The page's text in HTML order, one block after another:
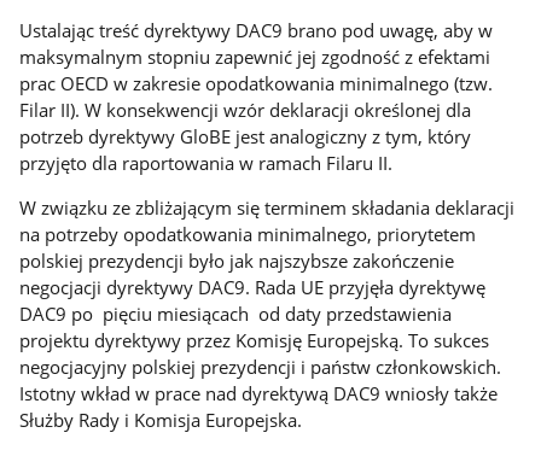
Ustalając treść dyrektywy DAC9 brano pod uwagę, aby w
maksymalnym stopniu zapewnić jej zgodność z efektami
prac OECD w zakresie opodatkowania minimalnego (tzw.
Filar II). W konsekwencji wzór deklaracji określonej dla
potrzeb dyrektywy GloBE jest analogiczny z tym, który
przyjęto dla raportowania w ramach Filaru II.
W związku ze zbliżającym się terminem składania deklaracji
na potrzeby opodatkowania minimalnego, priorytetem
polskiej prezydencji było jak najszybsze zakończenie
negocjacji dyrektywy DAC9. Rada UE przyjęła dyrektywę
DAC9 po pięciu miesiącach od daty przedstawienia
projektu dyrektywy przez Komisję Europejską. To sukces
negocjacyjny polskiej prezydencji i państw członkowskich.
Istotny wkład w prace nad dyrektywą DAC9 wniosły także
Służby Rady i Komisja Europejska.